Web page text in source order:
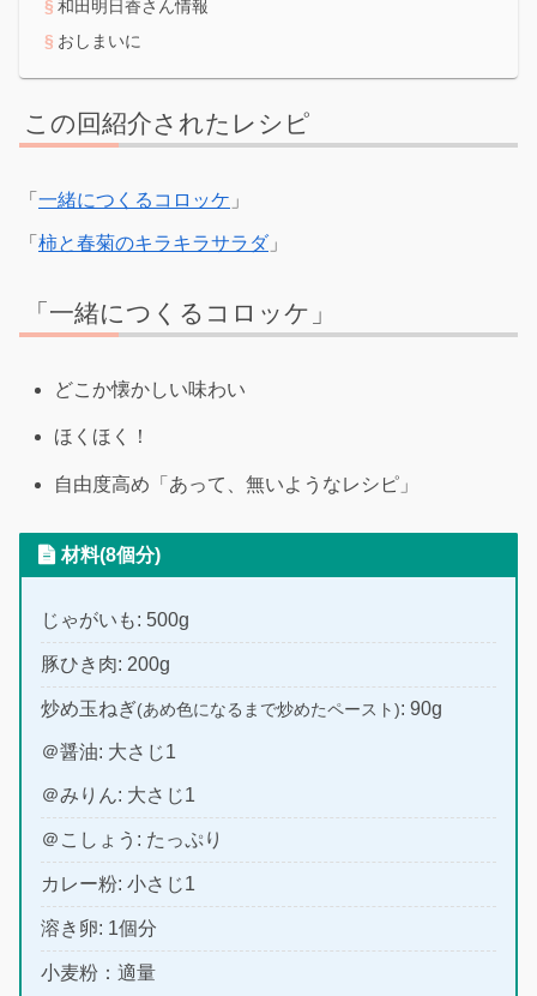
和田明日香さん情報
おしまいに
この回紹介されたレシピ
「 一緒につくるコロッケ 」
「 柿と春菊のキラキラサラダ」
「一緒につくるコロッケ」
どこか懐かしい味わい
ほくほく！
自由度高め「あって、無いようなレシピ」
材料(8個分)
じゃがいも: 500g
豚ひき肉: 200g
炒め玉ねぎ(あめ色になるまで炒めたペースト): 90g
＠醤油: 大さじ1
＠みりん: 大さじ1
＠こしょう: たっぷり
カレー粉: 小さじ1
溶き卵: 1個分
小麦粉：適量